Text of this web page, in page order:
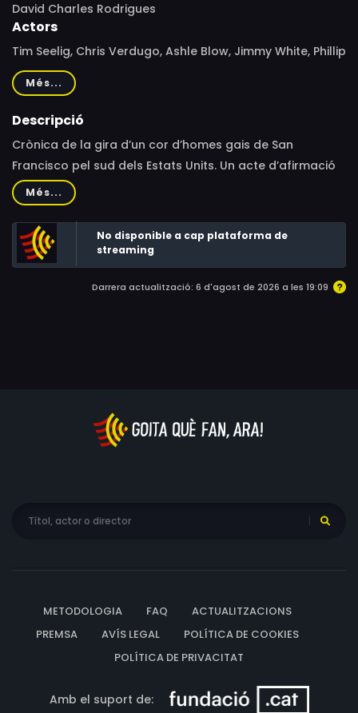
David Charles Rodrigues
Actors
Tim Seelig, Chris Verdugo, Ashle Blow, Jimmy White, Phillip
Whitely, Steve Huffines, Tom Paulino, Dave Andrade,
Julian Francis Clift, Erick Ducut, Zachary Herries, Frank
Christian Marx
Més...
Descripció
Crònica de la gira d’un cor d’homes gais de San
Francisco pel sud dels Estats Units. Un acte d’afirmació
contra la creixent homofòbia de l’era Trump que
enfronta els membres del cor a pors i ferides del
passat.
Més...
No disponible a cap plataforma de
streaming
Darrera actualització: 6 d'agost de 2026 a les 19:09
METODOLOGIA FAQ
ACTUALITZACIONS
PREMSA
AVÍS LEGAL
POLÍTICA DE COOKIES
POLÍTICA DE PRIVACITAT
Amb el suport de: